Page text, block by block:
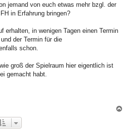
jemand von euch etwas mehr bzgl. der
in Erfahrung bringen?
erhalten, in wenigen Tagen einen Termin
der Termin für die
schon.
groß der Spielraum hier eigentlich ist
gemacht habt.